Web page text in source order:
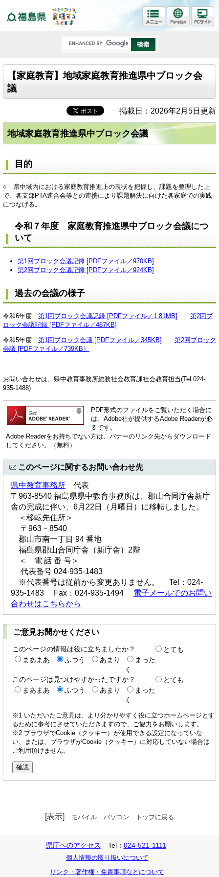
【家庭教育】地域家庭教育推進県中ブロック会
議
掲載日：2026年2月5日更新
地域家庭教育推進県中ブロック会議
目的
○ 県中域内における家庭教育推進上の現状を把握し、課題を整理した上
で、各支部PTA連合会等との連携により課題解決に向けた各家庭での実践
につなげる。
令和７年度 家庭教育推進県中ブロック会議につ
いて
第1回ブロック会議記録 [PDFファイル／970KB]
第2回ブロック会議記録 [PDFファイル／924KB]
過去の会議の様子
令和6年度 第1回ブロック会議記録 [PDFファイル／1.81MB]
第2回ブ
ロック会議記録 [PDFファイル／487KB]
令和5年度 第1回ブロック会議 [PDFファイル／345KB]
第2回ブロック
会議 [PDFファイル／739KB］
お問い合わせは、県中教育事務所総務社会教育課社会教育担当(Tel 024-
935-1488)
PDF形式のファイルをご覧いただく場合に
は、Adobe社が提供するAdobe Readerが必
要です。
Adobe Readerをお持ちでない方は、バナーのリンク先からダウンロード
してください。（無料）
このページに関するお問い合わせ先
県中教育事務所 代表
〒963-8540 福島県県中教育事務所は、郡山合同庁舎新庁
舎の完成に伴い、6月22日（月曜日）に移転しました。
＜移転先住所＞
〒963－8540
郡山市南一丁目 94 番地
福島県郡山合同庁舎（新庁舎）2階
＜ 電 話 番 号＞
代表番号 024-935-1483
※代表番号は従前から変更ありません。 Tel：024-
935-1483 Fax：024-935-1494 電子メールでのお問い
合わせはこちらから
ご意見お聞かせください
このページの情報は役に立ちましたか？
とても
まあまあ
ふつう あまり
まった
く
このページは見つけやすかったですか？
とても
まあまあ
ふつう あまり
まった
く
※1 いただいたご意見は、より分かりやすく役に立つホームページとす
るために参考にさせていただきますので、ご協力をお願いします。
※2 ブラウザでCookie（クッキー）が使用できる設定になっていな
い、または、ブラウザがCookie（クッキー）に対応していない場合は
ご利用頂けません。
[表示] モバイル パソコン トップに戻る
県庁へのアクセス Tel： 024-521-1111
個人情報の取り扱いについて
リンク・著作権・免責事項などについて